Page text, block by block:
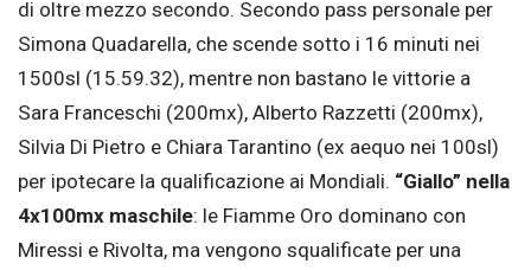
di oltre mezzo secondo. Secondo pass personale per
Simona Quadarella, che scende sotto i 16 minuti nei
1500sl (15.59.32), mentre non bastano le vittorie a
Sara Franceschi (200mx), Alberto Razzetti (200mx),
Silvia Di Pietro e Chiara Tarantino (ex aequo nei 100sl)
per ipotecare la qualificazione ai Mondiali. “Giallo” nella
4x100mx maschile: le Fiamme Oro dominano con
Miressi e Rivolta, ma vengono squalificate per una